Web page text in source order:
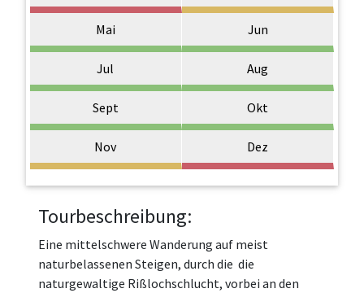
Mai Jun
Jul Aug
Sept Okt
Nov Dez
Tourbeschreibung:
Eine mittelschwere Wanderung auf meist
naturbelassenen Steigen, durch die die
naturgewaltige Rißlochschlucht, vorbei an den